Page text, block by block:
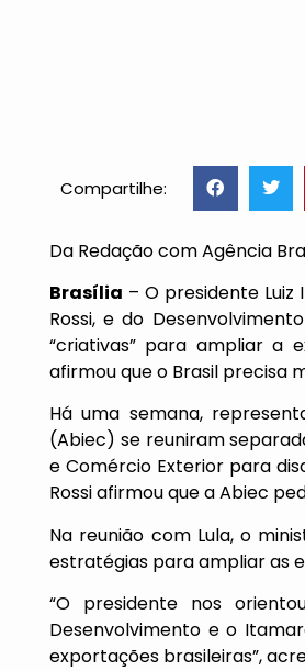
Compartilhe:
Da Redação com Agência
Brasília – O presidente Luiz
Rossi, e do
“criativas” para ampliar a
afirmou que o Brasil precisa
Há uma semana,
(Abiec) se reuniram
e Comércio Exterior para
Rossi afirmou que a Abiec
Na reunião com Lula, o
estratégias para ampliar as
“O presidente nos
Desenvolvimento e o
exportações brasileiras”,